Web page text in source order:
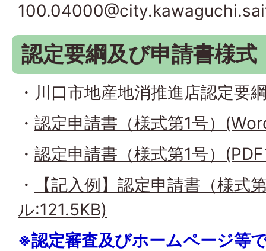
認定要綱及び申請書様式
・川口市地産地消推進店認定要
・ 認定申請書（様式第1号）
・ 認定申請書（様式第1号）
・
【記入例】認定申請書（様式
ル:121.5KB)
※認定審査及びホームページ等